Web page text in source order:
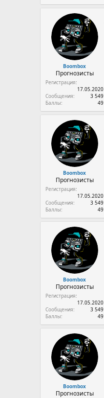
Boombox
Прогнозисты
Регистрация
17.05.2020
Сообщения
3 549
Баллы
49
Boombox
Прогнозисты
Регистрация
17.05.2020
Сообщения
3 549
Баллы
49
Boombox
Прогнозисты
Регистрация
17.05.2020
Сообщения
3 549
Баллы
49
Boombox
Прогнозисты